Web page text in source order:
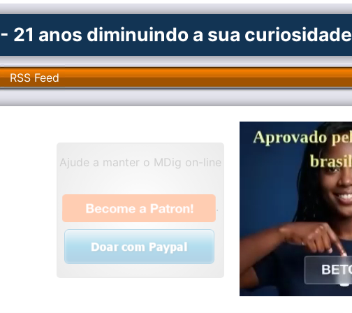
- 21 anos diminuindo a sua curiosidade
RSS Feed
Ajude a manter o MDig on-line
.